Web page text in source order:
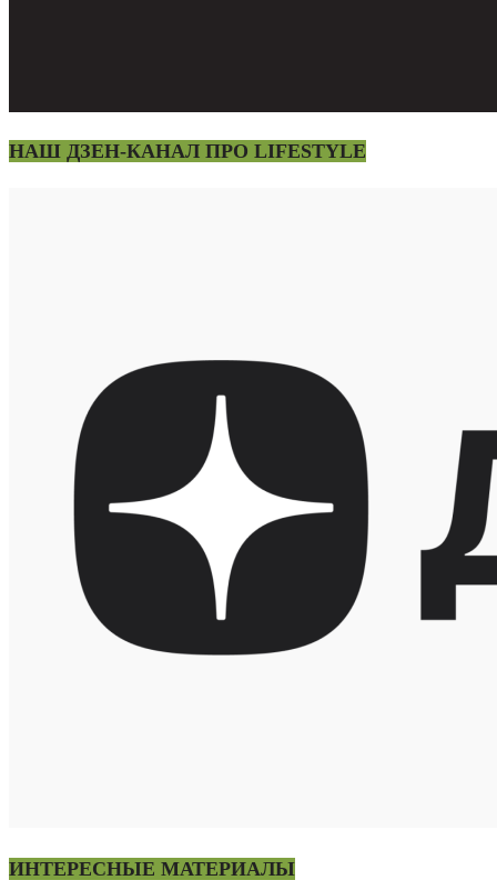
НАШ ДЗЕН-КАНАЛ ПРО LIFESTYLE
ИНТЕРЕСНЫЕ МАТЕРИАЛЫ